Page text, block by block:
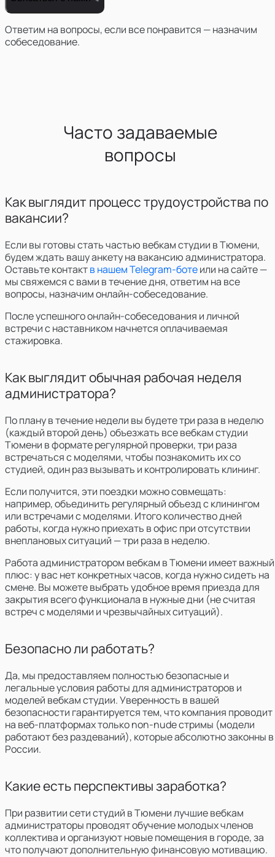
Ответим на вопросы, если все понравится — назначим
собеседование.
Часто задаваемые
вопросы
Как выглядит процесс трудоустройства по
вакансии?
Если вы готовы стать частью вебкам студии в Тюмени,
будем ждать вашу анкету на вакансию администратора.
Оставьте контактв нашем Telegram-ботеили на сайте —
мы свяжемся с вами в течение дня, ответим на все
вопросы, назначим онлайн-собеседование.
После успешного онлайн-собеседования и личной
встречи с наставником начнется оплачиваемая
стажировка.
Как выглядит обычная рабочая неделя
администратора?
По плану в течение недели вы будете три раза в неделю
(каждый второй день) объезжать все вебкам студии
Тюмени в формате регулярной проверки, три раза
встречаться с моделями, чтобы познакомить их со
студией, один раз вызывать и контролировать клининг.
Если получится, эти поездки можно совмещать:
например, объединить регулярный объезд с клинингом
или встречами с моделями. Итого количество дней
работы, когда нужно приехать в офис при отсутствии
внеплановых ситуаций — три раза в неделю.
Работа администратором вебкам в Тюмени имеет важный
плюс:у вас нет конкретных часов, когда нужно сидеть на
смене. Вы можете выбрать удобное время приезда для
закрытия всего функционала в нужные дни (не считая
встреч с моделями и чрезвычайных ситуаций).
Безопасно ли работать?
Да, мы предоставляем полностью безопасные и
легальные условия работы для администраторов и
моделей вебкам студии. Уверенность в вашей
безопасности гарантируется тем, что компания проводит
на веб-платформах только non-nude стримы (модели
работают без раздеваний), которые абсолютно законны в
России.
Какие есть перспективы заработка?
При развитии сети студий в Тюмени лучшие вебкам
администраторы проводят обучение молодых членов
коллектива и организуют новые помещения в городе, за
что получают дополнительную финансовую мотивацию.